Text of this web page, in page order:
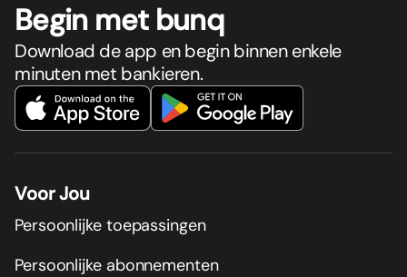
Begin met bunq
Download de app en begin binnen enkele
minuten met bankieren.
Voor Jou
Persoonlijke toepassingen
Persoonlijke abonnementen